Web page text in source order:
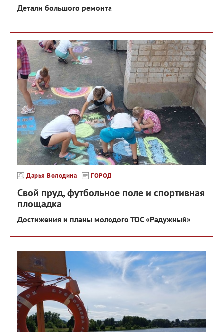
Детали большого ремонта
Дарья Володина ГОРОД
Свой пруд, футбольное поле и спортивная
площадка
Достижения и планы молодого ТОС «Радужный»